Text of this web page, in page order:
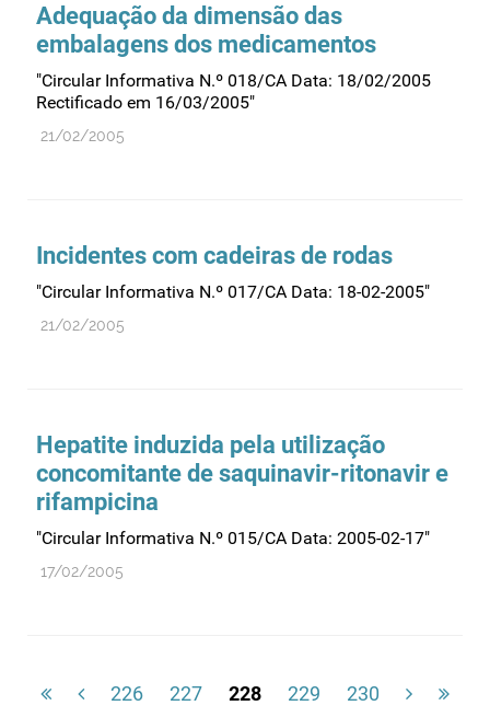
Adequação da dimensão das
embalagens dos medicamentos
"Circular Informativa N.º 018/CA Data: 18/02/2005
Rectificado em 16/03/2005"
21/02/2005
Incidentes com cadeiras de rodas
"Circular Informativa N.º 017/CA Data: 18-02-2005"
21/02/2005
Hepatite induzida pela utilização
concomitante de saquinavir-ritonavir e
rifampicina
"Circular Informativa N.º 015/CA Data: 2005-02-17"
17/02/2005
226 227 228 229 230